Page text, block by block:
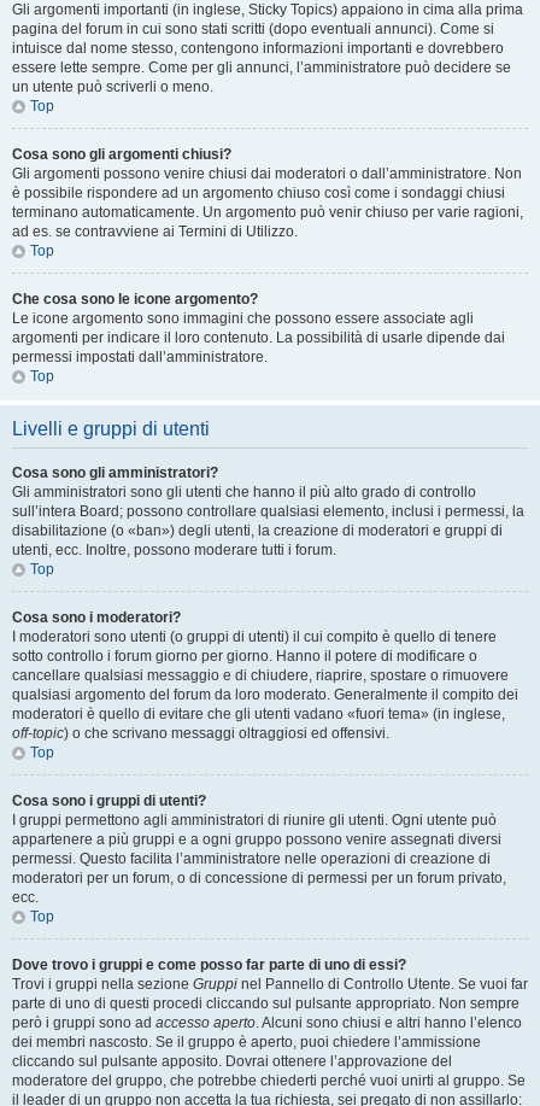
Gli argomenti importanti (in inglese, Sticky Topics) appaiono in cima alla prima
pagina del forum in cui sono stati scritti (dopo eventuali annunci). Come si
intuisce dal nome stesso, contengono informazioni importanti e dovrebbero
essere lette sempre. Come per gli annunci, l’amministratore può decidere se
un utente può scriverli o meno.
Top
Cosa sono gli argomenti chiusi?
Gli argomenti possono venire chiusi dai moderatori o dall’amministratore. Non
è possibile rispondere ad un argomento chiuso così come i sondaggi chiusi
terminano automaticamente. Un argomento può venir chiuso per varie ragioni,
ad es. se contravviene ai Termini di Utilizzo.
Top
Che cosa sono le icone argomento?
Le icone argomento sono immagini che possono essere associate agli
argomenti per indicare il loro contenuto. La possibilità di usarle dipende dai
permessi impostati dall’amministratore.
Top
Livelli e gruppi di utenti
Cosa sono gli amministratori?
Gli amministratori sono gli utenti che hanno il più alto grado di controllo
sull’intera Board; possono controllare qualsiasi elemento, inclusi i permessi, la
disabilitazione (o «ban») degli utenti, la creazione di moderatori e gruppi di
utenti, ecc. Inoltre, possono moderare tutti i forum.
Top
Cosa sono i moderatori?
I moderatori sono utenti (o gruppi di utenti) il cui compito è quello di tenere
sotto controllo i forum giorno per giorno. Hanno il potere di modificare o
cancellare qualsiasi messaggio e di chiudere, riaprire, spostare o rimuovere
qualsiasi argomento del forum da loro moderato. Generalmente il compito dei
moderatori è quello di evitare che gli utenti vadano «fuori tema» (in inglese,
off-topic) o che scrivano messaggi oltraggiosi ed offensivi.
Top
Cosa sono i gruppi di utenti?
I gruppi permettono agli amministratori di riunire gli utenti. Ogni utente può
appartenere a più gruppi e a ogni gruppo possono venire assegnati diversi
permessi. Questo facilita l’amministratore nelle operazioni di creazione di
moderatori per un forum, o di concessione di permessi per un forum privato,
ecc.
Top
Dove trovo i gruppi e come posso far parte di uno di essi?
Trovi i gruppi nella sezione Gruppi nel Pannello di Controllo Utente. Se vuoi far
parte di uno di questi procedi cliccando sul pulsante appropriato. Non sempre
però i gruppi sono ad accesso aperto. Alcuni sono chiusi e altri hanno l’elenco
dei membri nascosto. Se il gruppo è aperto, puoi chiedere l’ammissione
cliccando sul pulsante apposito. Dovrai ottenere l’approvazione del
moderatore del gruppo, che potrebbe chiederti perché vuoi unirti al gruppo. Se
il leader di un gruppo non accetta la tua richiesta, sei pregato di non assillarlo: